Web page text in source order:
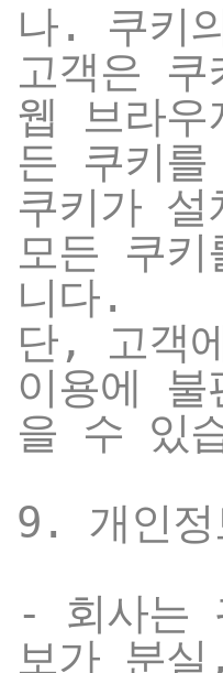
나. 쿠키
고객은
웹 브라
든 쿠키
쿠키가
모든 쿠
니다.
단, 고객
이용에
을 수 있
9. 개인정
- 회사는
보가 분